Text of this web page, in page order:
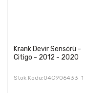
Krank Devir Sensörü -
Citigo - 2012 - 2020
Stok Kodu:04C906433-1